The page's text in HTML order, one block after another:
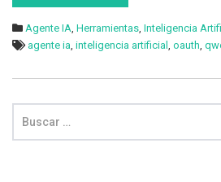
Agente IA, Herramientas, Inteligencia
agente ia, inteligencia artificial , oauth,